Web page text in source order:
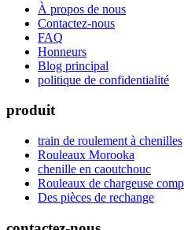
À propos de nous
Contactez-nous
FAQ
Honneurs
Blog principal
politique de confidentialité
produit
train de roulement à chenilles
Rouleaux Morooka
chenille en caoutchouc
Rouleaux de chargeuse
Des pièces de rechange